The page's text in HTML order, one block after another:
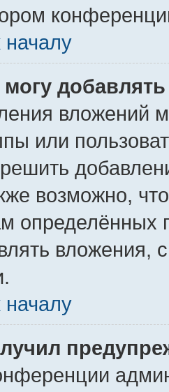
началу
вложений
или
возможно,
определённых
вложения,
началу